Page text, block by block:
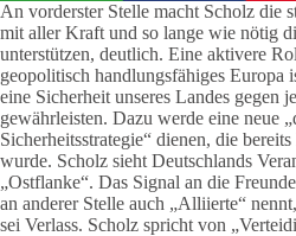
An vorderster Stelle macht Scholz die
mit aller Kraft und so lange wie nötig
unterstützen, deutlich. Eine aktivere
geopolitisch handlungsfähiges Europa
eine Sicherheit unseres Landes gegen
gewährleisten. Dazu werde eine neue
Sicherheitsstrategie“ dienen, die
wurde. Scholz sieht Deutschlands
„Ostflanke“. Das Signal an die
an anderer Stelle auch „Alliierte“
sei Verlass. Scholz spricht von